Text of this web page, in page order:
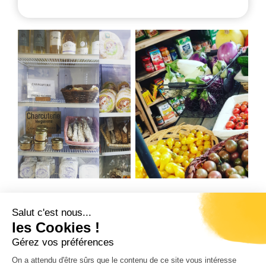
Salut c'est nous...
les Cookies !
Gérez vos préférences
On a attendu d'être sûrs que le contenu de ce site vous intéresse
Précédent
PROXI BASTELICA